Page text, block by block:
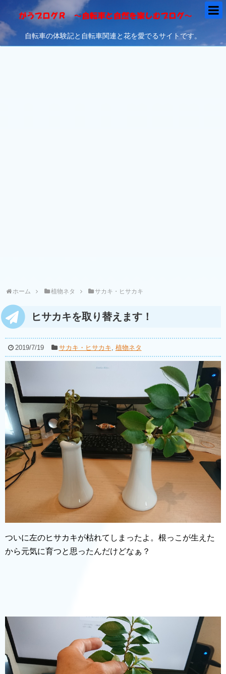
自転車の体験記と自転車関連と花を愛でるサイトです。
ホーム 植物ネタ サカキ・ヒサカキ
ヒサカキを取り替えます！
2019/7/19 サカキ・ヒサカキ, 植物ネタ
ついに左のヒサカキが枯れてしまったよ。根っこが生えた
から元気に育つと思ったんだけどなぁ？